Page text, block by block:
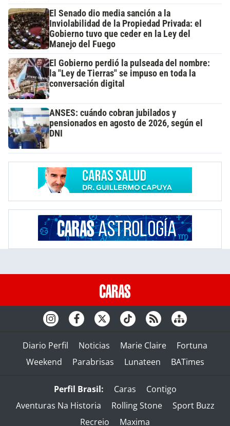
El Senado dio media sanción a la
Inviolabilidad de la Propiedad Privada: el
Gobierno tuvo que ceder en la Ley del
Manejo del Fuego
El Gobierno perdió la pulseada del nombre:
la "Ley de Tierras" se impuso en toda la
conversación digital
ANSES: cuándo cobran jubilados y
pensionados en agosto de 2026, según el
DNI
Diario Perfil Noticias Marie Claire
Fortuna
Weekend
Parabrisas Lunateen BATimes
Perfil Brasil: Caras
Contigo
Aventuras Na Historia
Rolling Stone
Sport Buzz
Recreio
Maxima